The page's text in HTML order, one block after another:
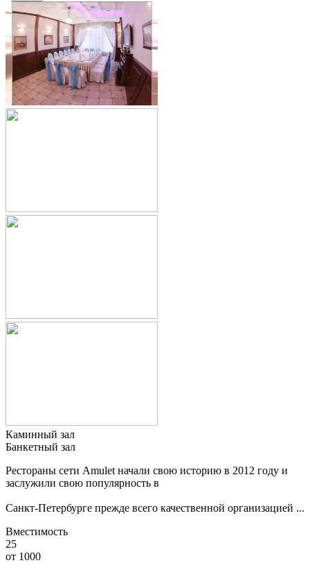
Каминный зал
Банкетный зал
Рестораны сети Amulet начали свою историю в 2012 году и
заслужили свою популярность в
Санкт-Петербурге прежде всего качественной организацией ...
Вместимость
25
от 1000